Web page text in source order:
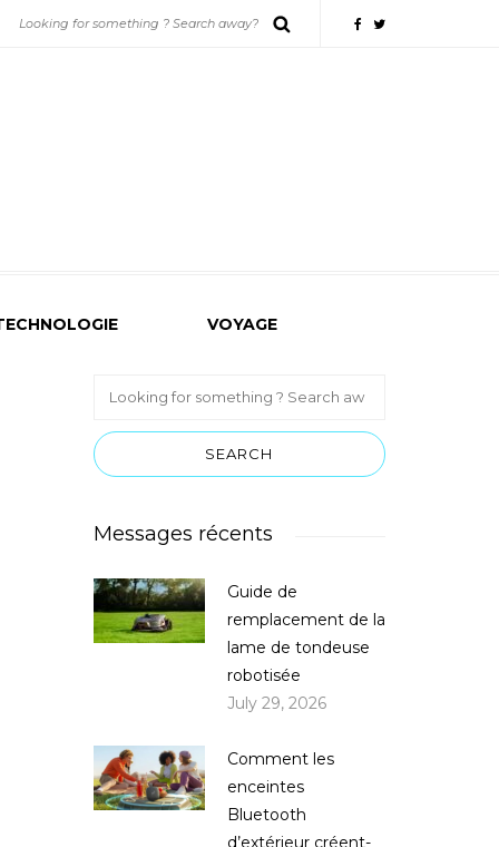
VOYAGE
Messages récents
Guide de
remplacement de la
lame de tondeuse
robotisée
July 29, 2026
Comment les
enceintes
Bluetooth
d’extérieur créent-